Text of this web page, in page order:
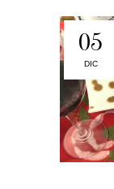
05
DIC